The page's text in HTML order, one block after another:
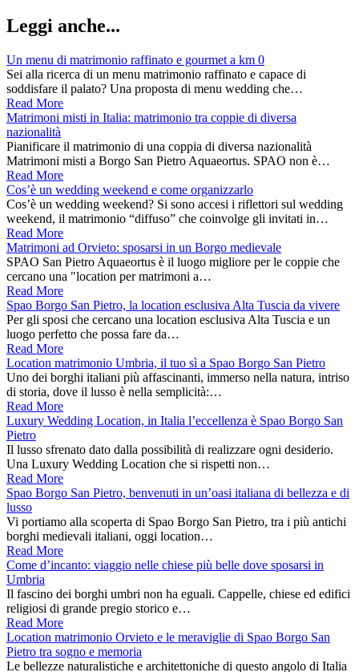
Leggi anche...
Un menu di matrimonio raffinato e gourmet a km 0
Sei alla ricerca di un menu matrimonio raffinato e capace di
soddisfare il palato? Una proposta di menu wedding che…
Read More
Matrimoni misti in Italia: matrimonio tra coppie di diversa
nazionalità
Pianificare il matrimonio di una coppia di diversa nazionalità
Matrimoni misti a Borgo San Pietro Aquaeortus. SPAO non è…
Read More
Cos’è un wedding weekend e come organizzarlo
Cos’è un wedding weekend? Si sono accesi i riflettori sul wedding
weekend, il matrimonio “diffuso” che coinvolge gli invitati in…
Read More
Matrimoni ad Orvieto: sposarsi in un Borgo medievale
SPAO San Pietro Aquaeortus è il luogo migliore per le coppie che
cercano una "location per matrimoni a…
Read More
Spao Borgo San Pietro, la location esclusiva Alta Tuscia da vivere
Per gli sposi che cercano una location esclusiva Alta Tuscia e un
luogo perfetto che possa fare da…
Read More
Location matrimonio Umbria, il tuo sì a Spao Borgo San Pietro
Uno dei borghi italiani più affascinanti, immerso nella natura, intriso
di storia, dove il lusso è nella semplicità:…
Read More
Luxury Wedding Location, in Italia l’eccellenza è Spao Borgo San
Pietro
Il lusso sfrenato dato dalla possibilità di realizzare ogni desiderio.
Una Luxury Wedding Location che si rispetti non…
Read More
Spao Borgo San Pietro, benvenuti in un’oasi italiana di bellezza e di
lusso
Vi portiamo alla scoperta di Spao Borgo San Pietro, tra i più antichi
borghi medievali italiani, oggi location…
Read More
Come d’incanto: viaggio nelle chiese più belle dove sposarsi in
Umbria
Il fascino dei borghi umbri non ha eguali. Cappelle, chiese ed edifici
religiosi di grande pregio storico e…
Read More
Location matrimonio Orvieto e le meraviglie di Spao Borgo San
Pietro tra sogno e memoria
Le bellezze naturalistiche e architettoniche di questo angolo di Italia